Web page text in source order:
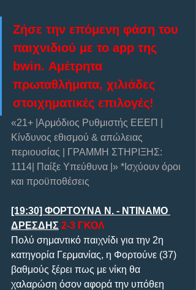
Ζήσε την επόμενη φάση του
παιχνιδιού με το app της
bwin. Αμέτρητα
πρωταθλήματα, χιλιάδες
στοιχηματικές επιλογές!
«21+ |Αρμόδιος Ρυθμιστής ΕΕΕΠ |
Κίνδυνος εθισμού & απώλειας
περιουσίας | ΓΡΑΜΜΗ ΣΤΗΡΙΞΗΣ:
1114| Παίξε Υπεύθυνα |» *Ισχύουν όροι
και προϋποθέσεις
[19:30] ΦΟΡΤΟΥΝΑ Ν. - ΝΤΙΝΑΜΟ
ΔΡΕΣΔΗΣ 2-3 ΓΚΟΛ
Πολύ σημαντικό παιχνίδι για την 2η
κατηγορία Γερμανίας, η Φορτούνε (37)
βαθμούς ξέρει πως με νίκη θα
χαλαρώση όσον αφορά την υπόθεη